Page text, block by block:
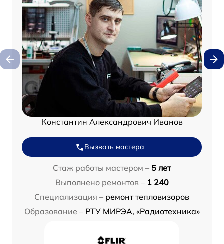
Константин Александрович Иванов
Вызвать мастера
Стаж работы мастером – 5 лет
Выполнено ремонтов – 1 240
Специализация – ремонт тепловизоров
Образование – РТУ МИРЭА, «Радиотехника»